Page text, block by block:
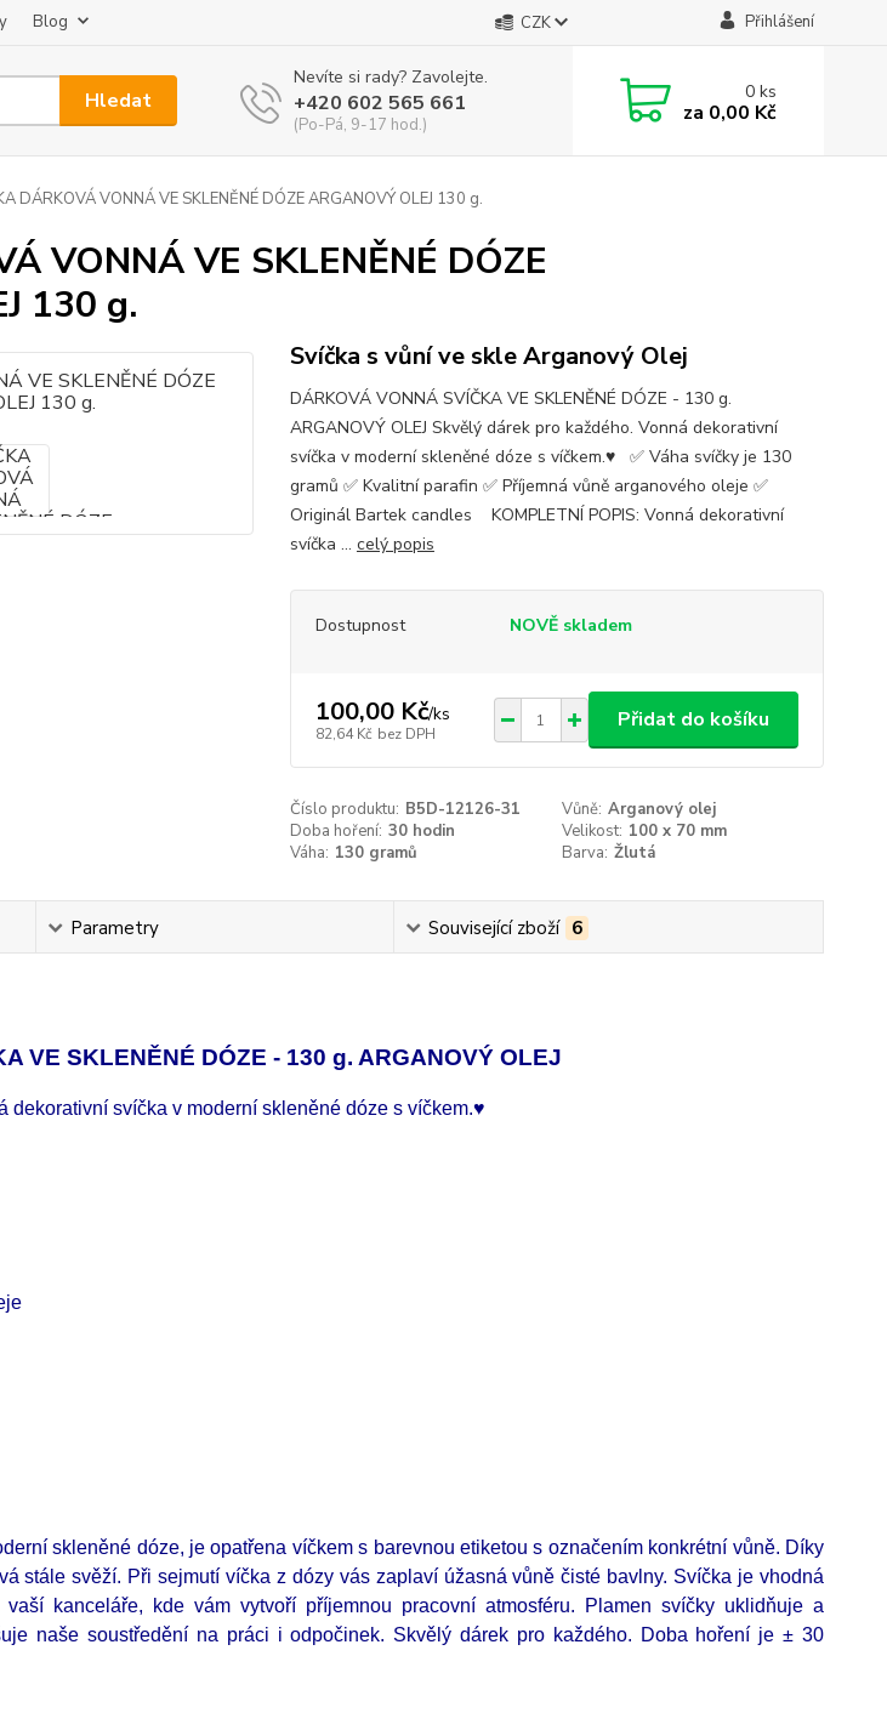
Blog CZK Přihlášení
Hledat
Nevíte si rady? Zavolejte.
+420 602 565 661
(Po-Pá, 9-17 hod.)
0ks
za 0,00 Kč
DÁRKOVÁ VONNÁ VE SKLENĚNÉ DÓZE ARGANOVÝ OLEJ 130 g.
VONNÁ VE SKLENĚNÉ DÓZE
130 g.
Svíčka s vůní ve skle Arganový Olej
DÁRKOVÁ VONNÁ SVÍČKA VE SKLENĚNÉ DÓZE - 130 g.
ARGANOVÝ OLEJ Skvělý dárek pro každého. Vonná dekorativní
svíčka v moderní skleněné dóze s víčkem.♥ ✅ Váha svíčky je 130
gramů ✅ Kvalitní parafin ✅ Příjemná vůně arganového oleje ✅
Originál Bartek candles KOMPLETNÍ POPIS: Vonná dekorativní
svíčka ... celý popis
Dostupnost NOVĚ skladem
100,00 Kč/ks
82,64 Kč bez DPH
Přidat do košíku
Číslo produktu: B5D-12126-31 Vůně: Arganový olej
Doba hoření: 30 hodin Velikost: 100 x 70 mm
Váha: 130 gramů Barva: Žlutá
Parametry Související zboží 6
VE SKLENĚNÉ DÓZE - 130 g. ARGANOVÝ OLEJ
dekorativní svíčka v moderní skleněné dóze s víčkem.♥
skleněné dóze, je opatřena víčkem s barevnou etiketou s označením konkrétní vůně. Díky
stále svěží. Při sejmutí víčka z dózy vás zaplaví úžasná vůně čisté bavlny. Svíčka je vhodná
kanceláře, kde vám vytvoří příjemnou pracovní atmosféru. Plamen svíčky uklidňuje a
naše soustředění na práci i odpočinek. Skvělý dárek pro každého. Doba hoření je ± 30